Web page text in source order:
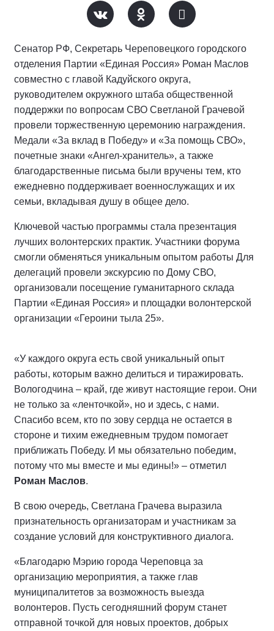
Сенатор РФ, Секретарь Череповецкого городского
отделения Партии «Единая Россия» Роман Маслов
совместно с главой Кадуйского округа,
руководителем окружного штаба общественной
поддержки по вопросам СВО Светланой Грачевой
провели торжественную церемонию награждения.
Медали «За вклад в Победу» и «За помощь СВО»,
почетные знаки «Ангел-хранитель», а также
благодарственные письма были вручены тем, кто
ежедневно поддерживает военнослужащих и их
семьи, вкладывая душу в общее дело.
Ключевой частью программы стала презентация
лучших волонтерских практик. Участники форума
смогли обменяться уникальным опытом работы Для
делегаций провели экскурсию по Дому СВО,
организовали посещение гуманитарного склада
Партии «Единая Россия» и площадки волонтерской
организации «Героини тыла 25».
«У каждого округа есть свой уникальный опыт
работы, которым важно делиться и тиражировать.
Вологодчина – край, где живут настоящие герои. Они
не только за «ленточкой», но и здесь, с нами.
Спасибо всем, кто по зову сердца не остается в
стороне и тихим ежедневным трудом помогает
приближать Победу. И мы обязательно победим,
потому что мы вместе и мы едины!» – отметил
Роман Маслов.
В свою очередь, Светлана Грачева выразила
признательность организаторам и участникам за
создание условий для конструктивного диалога.
«Благодарю Мэрию города Череповца за
организацию мероприятия, а также глав
муниципалитетов за возможность выезда
волонтеров. Пусть сегодняшний форум станет
отправной точкой для новых проектов, добрых